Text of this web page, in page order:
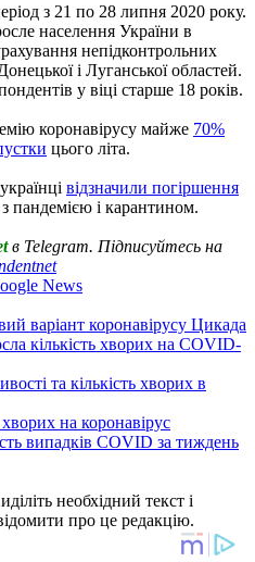
з 21 по 28 липня 2020 року.
населення України в
непідконтрольних
і Луганської областей.
у віці старше 18 років.
коронавірусу майже 70%
цього літа.
відзначили погіршення
пандемією і карантином.
в Telegram. Підписуйтесь на
News
варіант коронавірусу Цикада
кількість хворих на COVID-
та кількість хворих в
хворих на коронавірус
випадків COVID за тиждень
необхідний текст і
про це редакцію.